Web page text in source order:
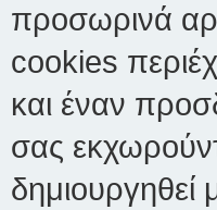
προσωρινά
cookies
και έναν
σας
δημιουργηθεί